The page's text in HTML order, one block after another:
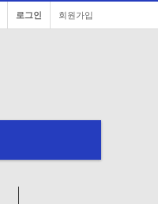
회원가입
로그인